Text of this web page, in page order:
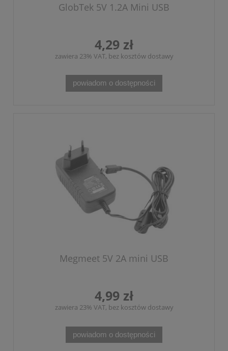
GlobTek 5V 1.2A Mini USB
4,29 zł
zawiera 23% VAT, bez kosztów dostawy
powiadom o dostępności
Megmeet 5V 2A mini USB
4,99 zł
zawiera 23% VAT, bez kosztów dostawy
powiadom o dostępności